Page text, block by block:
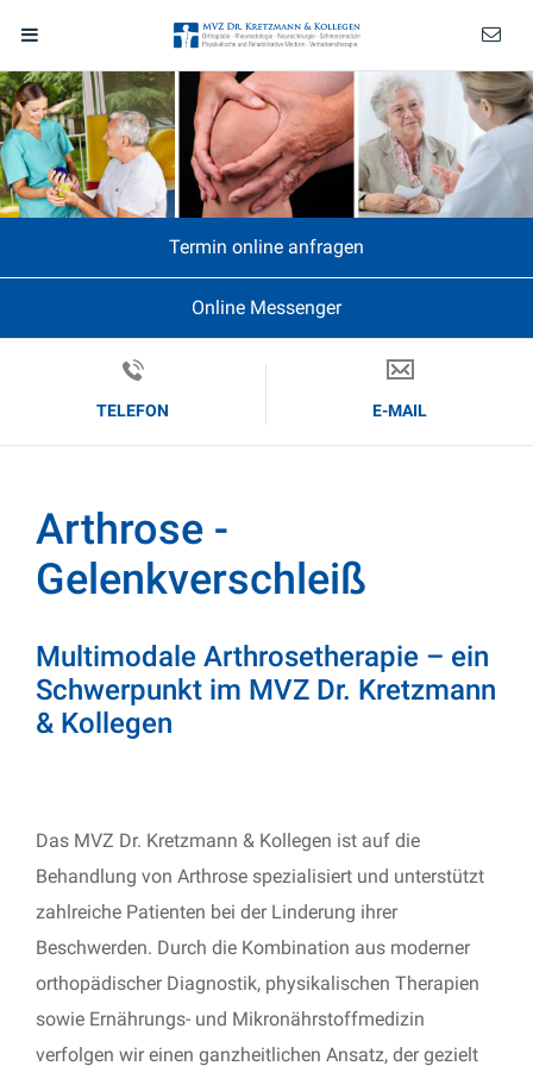
Termin online anfragen
Online Messenger
TELEFON E-MAIL
Arthrose -
Gelenkverschleiß
Multimodale Arthrosetherapie – ein
Schwerpunkt im MVZ Dr. Kretzmann
& Kollegen
Das MVZ Dr. Kretzmann & Kollegen ist auf die
Behandlung von Arthrose spezialisiert und unterstützt
zahlreiche Patienten bei der Linderung ihrer
Beschwerden. Durch die Kombination aus moderner
orthopädischer Diagnostik, physikalischen Therapien
sowie Ernährungs- und Mikronährstoffmedizin
verfolgen wir einen ganzheitlichen Ansatz, der gezielt